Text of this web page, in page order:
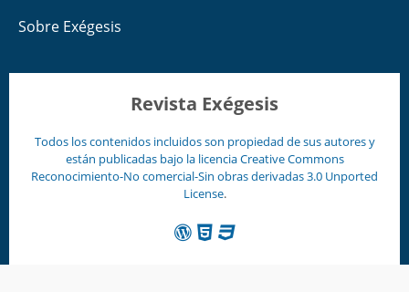
Sobre Exégesis
Revista Exégesis
Todos los contenidos incluidos son propiedad de sus autores y
están publicadas bajo la licenciaCreative Commons
Reconocimiento-No comercial-Sin obras derivadas 3.0 Unported
License.